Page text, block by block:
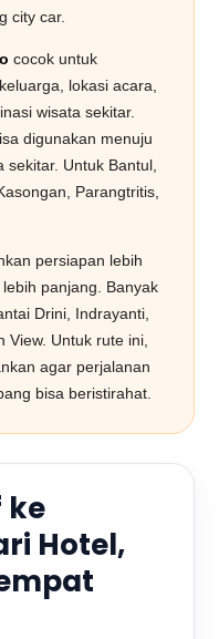
city car.
cocok untuk
lokasi acara,
wisata sekitar.
digunakan menuju
Untuk Bantul,
Parangtritis,
persiapan lebih
panjang. Banyak
Drini, Indrayanti,
View. Untuk rute ini,
agar perjalanan
bisa beristirahat.
ke
Hotel,